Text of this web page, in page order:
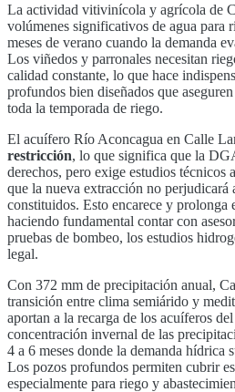
La actividad vitivinícola y agrícola de
volúmenes significativos de agua para
meses de verano cuando la demanda
Los viñedos y parronales necesitan
calidad constante, lo que hace
profundos bien diseñados que
toda la temporada de riego.
El acuífero Río Aconcagua en Calle
restricción, lo que significa que la
derechos, pero exige estudios técnicos
que la nueva extracción no perjudicará
constituidos. Esto encarece y prolonga
haciendo fundamental contar con
pruebas de bombeo, los estudios
legal.
Con 372 mm de precipitación anual,
transición entre clima semiárido y
aportan a la recarga de los acuíferos del
concentración invernal de las
4 a 6 meses donde la demanda hídrica
Los pozos profundos permiten cubrir
especialmente para riego y